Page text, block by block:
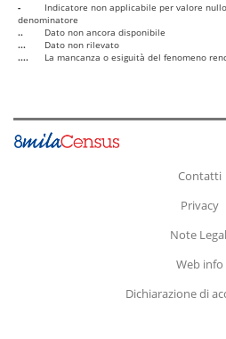
-
Indicatore non applicabile per valore
denominatore
..
Dato non ancora disponibile
...
Dato non rilevato
....
La mancanza o esiguità del fenomeno
Contatti
Privacy
Note
Web info
Dichiarazione di